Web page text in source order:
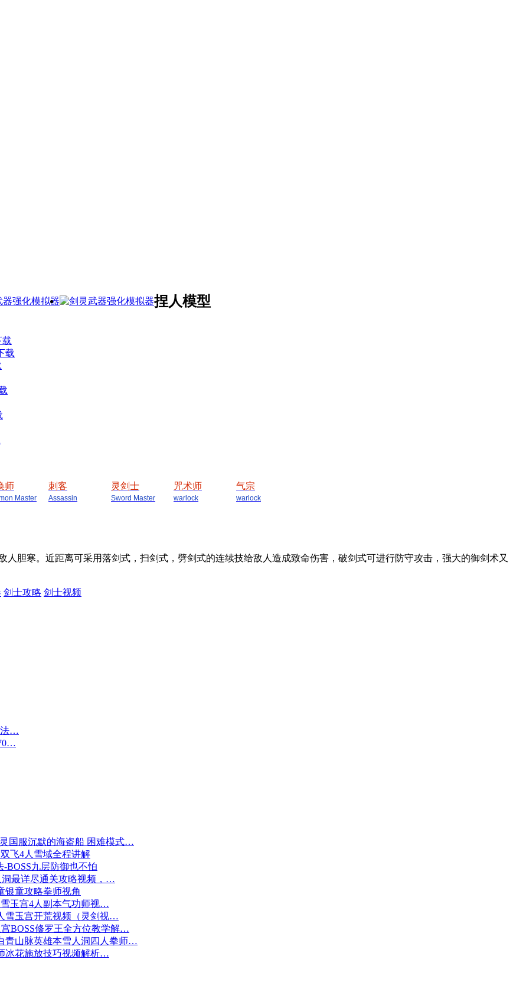
捏人模型
载
载
师
Master
刺客
Assassin
灵剑士
Sword Master
咒术师
warlock
气宗
warlock
胆寒。近距离可采用落剑式，扫剑式，劈剑式的连续技给敌人造成致命伤害，破剑式可进行防守攻击，强大的御剑术又
剑士攻略 剑士视频
法…
国服沉默的海盗船 困难模式…
飞4人雪域全程讲解
BOSS九层防御也不怕
洞最详尽通关攻略视频，…
银童攻略拳师视角
玉宫4人副本气功师视…
雪玉宫开荒视频（灵剑视…
BOSS修罗王全方位教学解…
青山脉英雄本雪人洞四人拳师…
冰花施放技巧视频解析…